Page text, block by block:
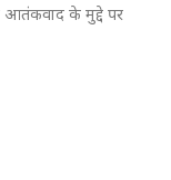
आतंकवाद के मुद्दे पर